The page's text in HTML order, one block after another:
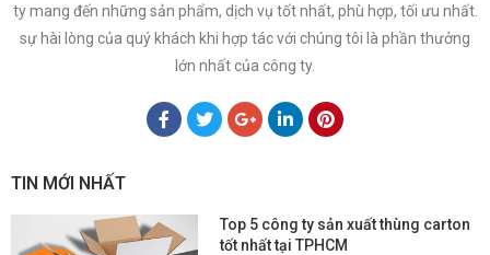
ty mang đến những sản phẩm, dịch vụ tốt nhất, phù hợp, tối ưu nhất.
sự hài lòng của quý khách khi hợp tác với chúng tôi là phần thưởng
lớn nhất của công ty.
TIN MỚI NHẤT
Top 5 công ty sản xuất thùng carton
tốt nhất tại TPHCM